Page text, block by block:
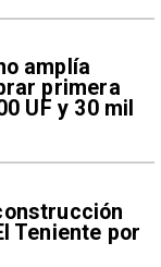
amplía
primera
UF y 30 mil
Teniente por